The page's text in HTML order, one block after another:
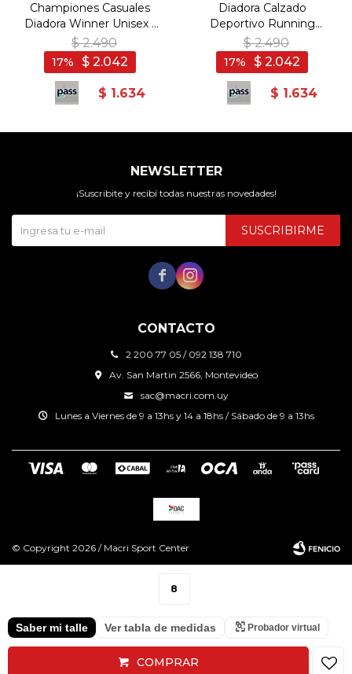
8
Saber mi talle Ver tabla de medidas Probador virtual
COMPRAR
Championes Casuales
Diadora Winner Unisex -
Blanco-Negro
$ 2.490
$ 2.042
17
$ 1.634
Diadora Calzado
Deportivo Running
SIMPLE RUN - Man - Gris
$ 2.490
$ 2.042
17
$ 1.634
CONTACTO
2 200 77 05 / 092 138 710
Av. San Martin 2566, Montevideo
sac@macri.com.uy
Lunes a Viernes de 9 a 13hs y 14 a 18hs / Sábado de 9 a 13hs
NEWSLETTER
¡Suscribite y recibí todas nuestras novedades!
SUSCRIBIRME
 
© Copyright 2026 / Macri Sport Center
Fenicio